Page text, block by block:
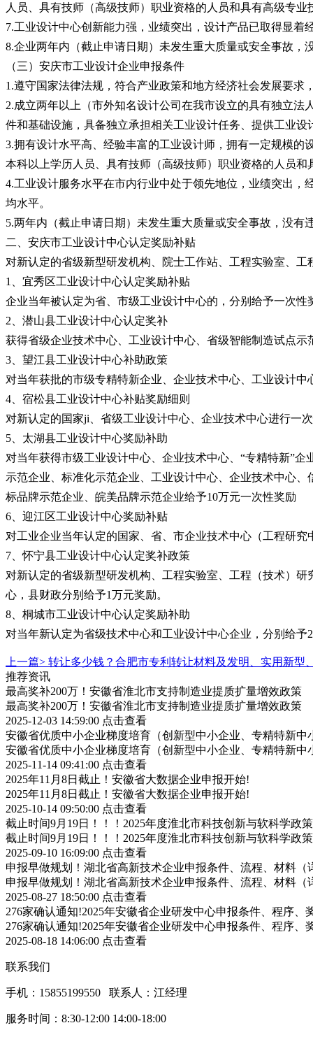
人员、具有技师（高级技师）职业资格的人员和具有高级专
7.工业设计中心创新能力强，业绩突出，设计产品已取得显
8.企业两年内（截止申请日期）未发生重大质量或安全事故
（三）安庆市工业设计企业申报条件
1.遵守国家法律法规，符合产业政策和地方经济社会发展要
2.成立两年以上（市外知名设计公司在我市设立的具有独立
件和基础设施，具备独立承担相关工业设计任务、提供工业
3.拥有设计水平高、经验丰富的工业设计师，拥有一定规模
本科以上学历人员、具有技师（高级技师）职业资格的人员
4.工业设计服务水平在市内行业中处于领先地位，业绩突出
均水平。
5.两年内（截止申请日期）未发生重大质量或安全事故，没
二、安庆市工业设计中心认定奖励补贴
对新认定的省级新型研发机构、院士工作站、工程实验室、
1、宜秀区工业设计中心认定奖励补贴
企业当年被认定为省、市级工业设计中心的，分别给予一次性
2、潜山县工业设计中心认定奖补
获得省级企业技术中心、工业设计中心、省级智能制造试点
3、望江县工业设计中心补助政策
对当年获批的市级专精特新企业、企业技术中心、工业设计
4、宿松县工业设计中心补贴奖励细则
对新认定的国家ji、省级工业设计中心、企业技术中心进行一
5、太湖县工业设计中心奖励补助
对当年获得市级工业设计中心、企业技术中心、“专精特新”
示范企业、标准化示范企业、工业设计中心、企业技术中心
标品牌示范企业、皖美品牌示范企业给予10万元一次性奖励
6、迎江区工业设计中心奖励补贴
对工业企业当年认定的国家、省、市企业技术中心（工程研
7、怀宁县工业设计中心认定奖补政策
对新认定的省级新型研发机构、工程实验室、工程（技术）
心，县财政分别给予1万元奖励。
8、桐城市工业设计中心认定奖励补助
对当年新认定为省级技术中心和工业设计中心企业，分别给
上一篇> 转让多少钱？合肥市专利转让材料及发明、实用新型
推荐资讯
最高奖补200万！安徽省淮北市支持制造业提质扩量增效政策
最高奖补200万！安徽省淮北市支持制造业提质扩量增效政策
2025-12-03 14:59:00 点击查看
安徽省优质中小企业梯度培育（创新型中小企业、专精特新中
安徽省优质中小企业梯度培育（创新型中小企业、专精特新中
2025-11-14 09:41:00 点击查看
2025年11月8日截止！安徽省大数据企业申报开始!
2025年11月8日截止！安徽省大数据企业申报开始!
2025-10-14 09:50:00 点击查看
截止时间9月19日！！！2025年度淮北市科技创新与软科学
截止时间9月19日！！！2025年度淮北市科技创新与软科学
2025-09-10 16:09:00 点击查看
申报早做规划！湖北省高新技术企业申报条件、流程、材料（
申报早做规划！湖北省高新技术企业申报条件、流程、材料（
2025-08-27 18:50:00 点击查看
276家确认通知!2025年安徽省企业研发中心申报条件、程序、
276家确认通知!2025年安徽省企业研发中心申报条件、程序、
2025-08-18 14:06:00 点击查看
联系我们
手机：15855199550 联系人：江经理
服务时间：8:30-12:00 14:00-18:00